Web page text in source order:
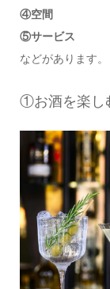
④空間
⑤サービス
などがあります。
①お酒を楽し